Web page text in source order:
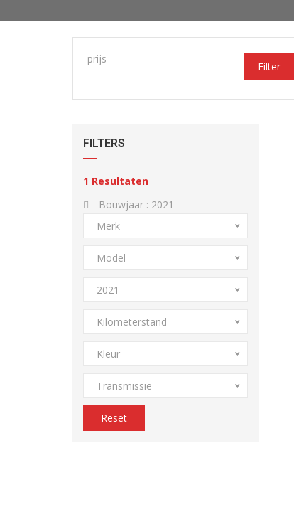
prijs
Filter
FILTERS
1 Resultaten
Bouwjaar : 2021
Merk
Model
2021
Kilometerstand
Kleur
Transmissie
Reset